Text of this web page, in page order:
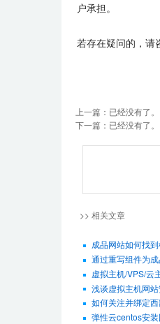
户承担。
若存在疑问的，请
上一篇：已经没有了。
下一篇：已经没有了。
>> 相关文章
成品网站如何找
通过重写组件为
虚拟主机/VPS/云
浅谈虚拟主机网
如何关注并绑定
弹性云centos安